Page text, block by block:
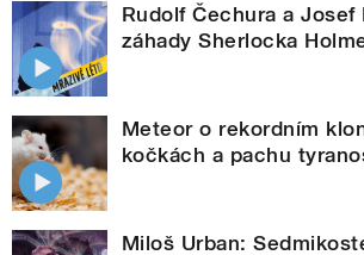
Rudolf Čechura a Josef
záhady Sherlocka
Meteor o rekordním
kočkách a pachu
Miloš Urban: